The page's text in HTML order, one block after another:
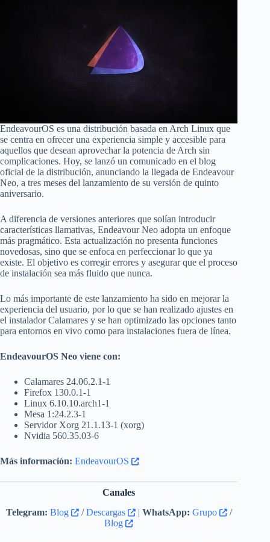
EndeavourOS es una distribución basada en Arch Linux que
se centra en ofrecer una experiencia simple y accesible para
aquellos que desean aprovechar la potencia de Arch sin
complicaciones. Hoy, se lanzó un comunicado en el blog
oficial de la distribución, anunciando la llegada de Endeavour
Neo, a tres meses del lanzamiento de su versión de quinto
aniversario.
A diferencia de versiones anteriores que solían introducir
características llamativas, Endeavour Neo adopta un enfoque
más pragmático. Esta actualización no presenta funciones
novedosas, sino que se enfoca en perfeccionar lo que ya
existe. El objetivo es corregir errores y asegurar que el proceso
de instalación sea más fluido que nunca.
Lo más importante de este lanzamiento ha sido en mejorar la
experiencia del usuario, por lo que se han realizado ajustes en
el instalador Calamares y se han optimizado las opciones tanto
para entornos en vivo como para instalaciones fuera de línea.
EndeavourOS Neo viene con:
Calamares 24.06.2.1-1
Firefox 130.0.1-1
Linux 6.10.10.arch1-1
Mesa 1:24.2.3-1
Servidor Xorg 21.1.13-1 (xorg)
Nvidia 560.35.03-6
Más información: EndeavourOS
Canales
Telegram: Blog /Descargas | WhatsApp: Grupo
/
Blog